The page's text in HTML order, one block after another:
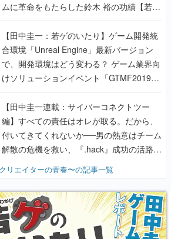
ムに革命をもたらした鈴木 裕の功績【若ゲ
のいたり】
【田中圭一：若ゲのいたり】ゲーム開発統
合環境「Unreal Engine」最新バージョン
で、開発環境はどう変わる？ ゲーム業界向
けソリューションイベント「GTMF2019」
に行って、より理解を深めよう【PR】
【田中圭一連載：サイバーコネクトツー
編】すべての責任はオレが取る。だから、
付いてきてくれないか──男の熱意はチーム
解散の危機を救い、『.hack』成功の活路を
開く。業界の快男児・松山 洋に流れる血は
『少年ジャンプ』色だった【若ゲのいた
り】
リエイターの青春〜の記事一覧